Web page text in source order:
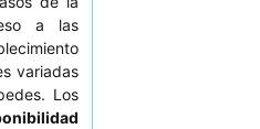
a las
variadas
Los